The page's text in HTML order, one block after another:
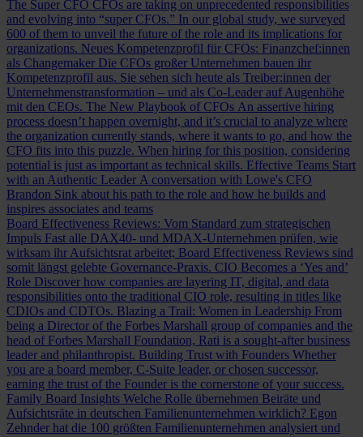
The Super CFO CFOs are taking on unprecedented responsibilities
and evolving into “super CFOs.” In our global study, we surveyed
600 of them to unveil the future of the role and its implications for
organizations. Neues Kompetenzprofil für CFOs: Finanzchef:innen
als Changemaker Die CFOs großer Unternehmen bauen ihr
Kompetenzprofil aus. Sie sehen sich heute als Treiber:innen der
Unternehmenstransformation – und als Co-Leader auf Augenhöhe
mit den CEOs. The New Playbook of CFOs An assertive hiring
process doesn’t happen overnight, and it’s crucial to analyze where
the organization currently stands, where it wants to go, and how the
CFO fits into this puzzle. When hiring for this position, considering
potential is just as important as technical skills. Effective Teams Start
with an Authentic Leader A conversation with Lowe's CFO
Brandon Sink about his path to the role and how he builds and
inspires associates and teams
Board Effectiveness Reviews: Vom Standard zum strategischen
Impuls Fast alle DAX40- und MDAX-Unternehmen prüfen, wie
wirksam ihr Aufsichtsrat arbeitet; Board Effectiveness Reviews sind
somit längst gelebte Governance-Praxis. CIO Becomes a ‘Yes and’
Role Discover how companies are layering IT, digital, and data
responsibilities onto the traditional CIO role, resulting in titles like
CDIOs and CDTOs. Blazing a Trail: Women in Leadership From
being a Director of the Forbes Marshall group of companies and the
head of Forbes Marshall Foundation, Rati is a sought-after business
leader and philanthropist. Building Trust with Founders Whether
you are a board member, C-Suite leader, or chosen successor,
earning the trust of the Founder is the cornerstone of your success.
Family Board Insights Welche Rolle übernehmen Beiräte und
Aufsichtsräte in deutschen Familienunternehmen wirklich? Egon
Zehnder hat die 100 größten Familienunternehmen analysiert und